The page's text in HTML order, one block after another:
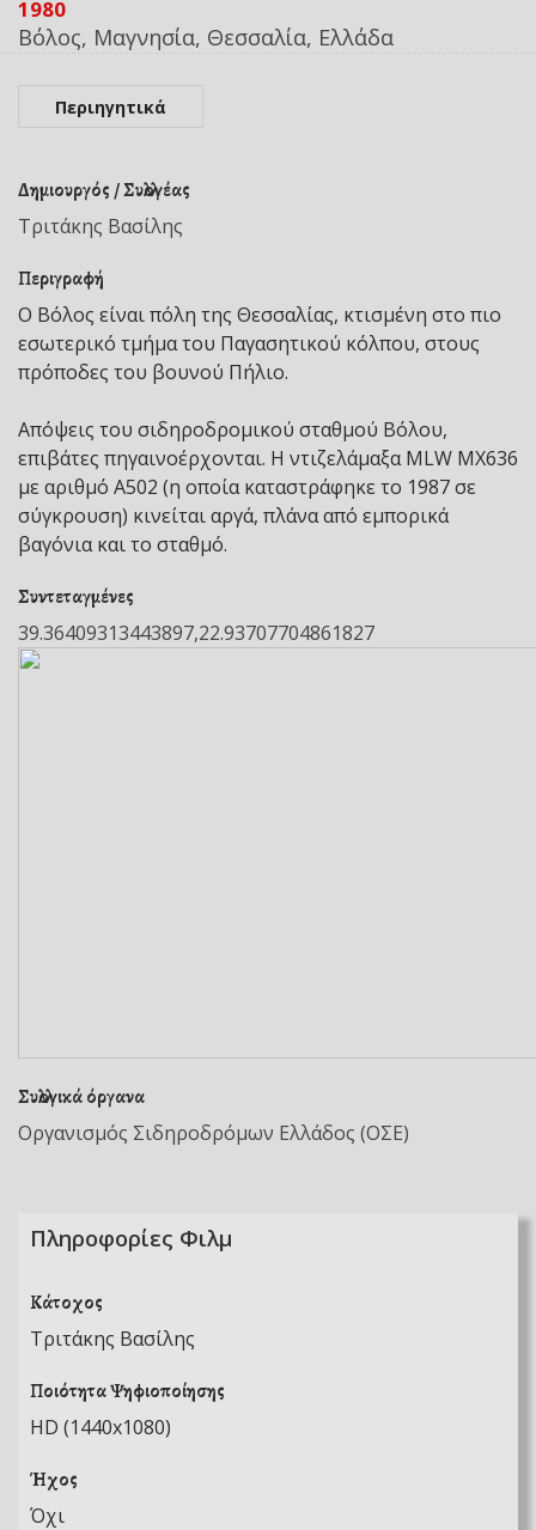
1980
Βόλος, Μαγνησία, Θεσσαλία, Ελλάδα
Περιηγητικά
Δημιουργός / Συλλογέας
Τριτάκης Βασίλης
Περιγραφή
Ο Βόλος είναι πόλη της Θεσσαλίας, κτισμένη στο πιο
εσωτερικό τμήμα του Παγασητικού κόλπου, στους
πρόποδες του βουνού Πήλιο.
Απόψεις του σιδηροδρομικού σταθμού Βόλου,
επιβάτες πηγαινοέρχονται. Η ντιζελάμαξα MLW MX636
με αριθμό Α502 (η οποία καταστράφηκε το 1987 σε
σύγκρουση) κινείται αργά, πλάνα από εμπορικά
βαγόνια και το σταθμό.
Συντεταγμένες
39.36409313443897,22.93707704861827
Συλλογικά όργανα
Οργανισμός Σιδηροδρόμων Ελλάδος (ΟΣΕ)
Πληροφορίες Φιλμ
Κάτοχος
Τριτάκης Βασίλης
Ποιότητα Ψηφιοποίησης
HD (1440x1080)
Ήχος
Όχι